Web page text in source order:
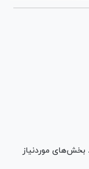
موردنیاز